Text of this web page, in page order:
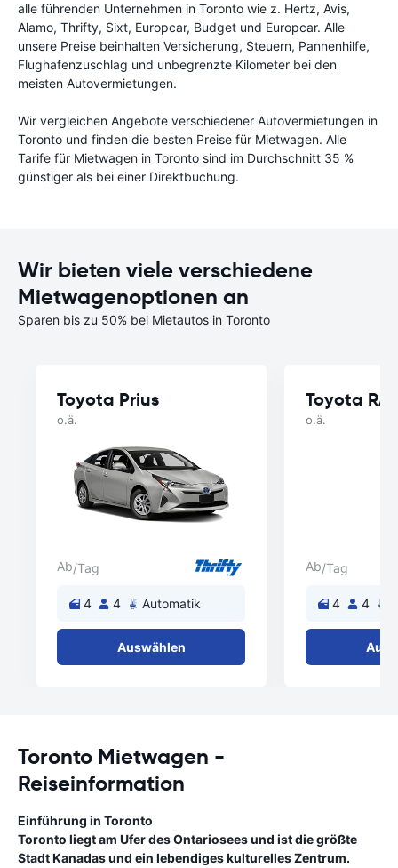
alle führenden Unternehmen in Toronto wie z. Hertz, Avis,
Alamo, Thrifty, Sixt, Europcar, Budget und Europcar. Alle
unsere Preise beinhalten Versicherung, Steuern, Pannenhilfe,
Flughafenzuschlag und unbegrenzte Kilometer bei den
meisten Autovermietungen.
Wir vergleichen Angebote verschiedener Autovermietungen in
Toronto und finden die besten Preise für Mietwagen. Alle
Tarife für Mietwagen in Toronto sind im Durchschnitt 35 %
günstiger als bei einer Direktbuchung.
Wir bieten viele verschiedene
Mietwagenoptionen an
Sparen bis zu 50% bei Mietautos in Toronto
Toyota Prius
o.ä.
Ab/Tag
4 4 Automatik
Auswählen
Toyota
o.ä.
Ab/Tag
4 4
Toronto Mietwagen -
Reiseinformation
Einführung in Toronto
Toronto liegt am Ufer des Ontariosees und ist die größte
Stadt Kanadas und ein lebendiges kulturelles Zentrum.